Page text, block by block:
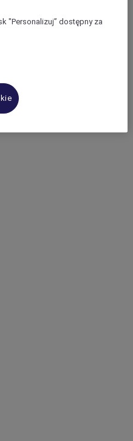
"Personalizuj” dostępny za